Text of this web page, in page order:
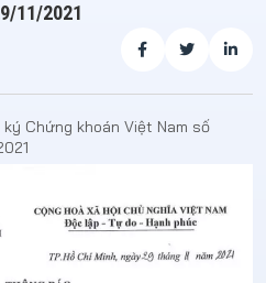
11/2021
Chứng khoán Việt Nam số